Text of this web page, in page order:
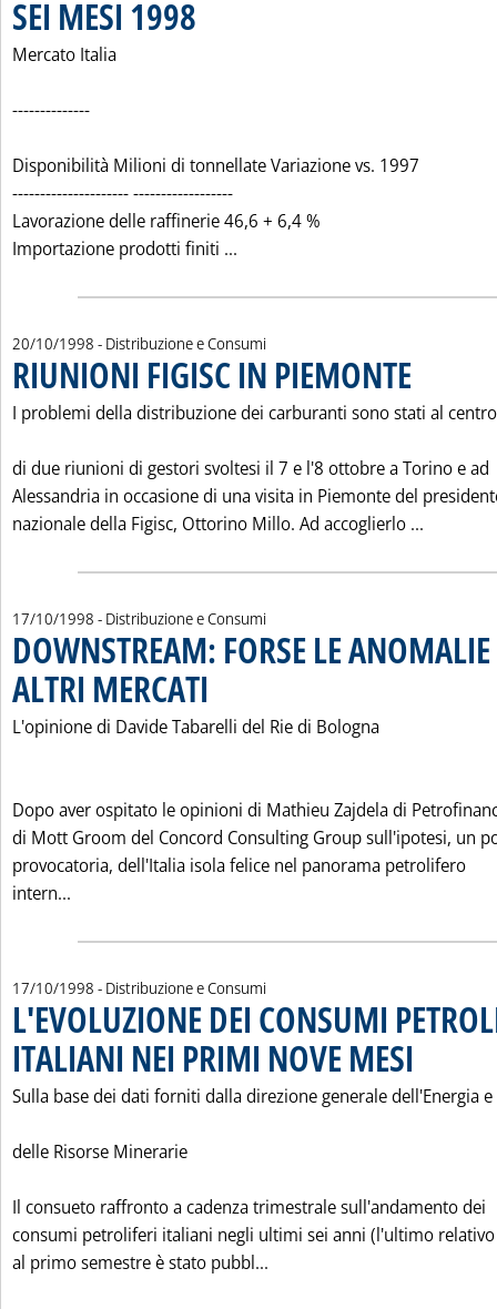
SEI MESI 1998
Mercato Italia
--------------
Disponibilità Milioni di tonnellate Variazione vs. 1997
--------------------- ------------------
Lavorazione delle raffinerie 46,6 + 6,4 %
Importazione prodotti finiti ...
20/10/1998 - Distribuzione e Consumi
RIUNIONI FIGISC IN PIEMONTE
I problemi della distribuzione dei carburanti sono stati al centro
di due riunioni di gestori svoltesi il 7 e l'8 ottobre a Torino e ad
Alessandria in occasione di una visita in Piemonte del
nazionale della Figisc, Ottorino Millo. Ad accoglierlo ...
17/10/1998 - Distribuzione e Consumi
DOWNSTREAM: FORSE LE
ALTRI MERCATI
L'opinione di Davide Tabarelli del Rie di Bologna
Dopo aver ospitato le opinioni di Mathieu Zajdela di
di Mott Groom del Concord Consulting Group sull'ipotesi, un
provocatoria, dell'Italia isola felice nel panorama petrolifero
intern...
17/10/1998 - Distribuzione e Consumi
L'EVOLUZIONE DEI CONSUMI
ITALIANI NEI PRIMI NOVE MESI
Sulla base dei dati forniti dalla direzione generale dell'Energia e
delle Risorse Minerarie
Il consueto raffronto a cadenza trimestrale sull'andamento dei
consumi petroliferi italiani negli ultimi sei anni (l'ultimo relativo
al primo semestre è stato pubbl...